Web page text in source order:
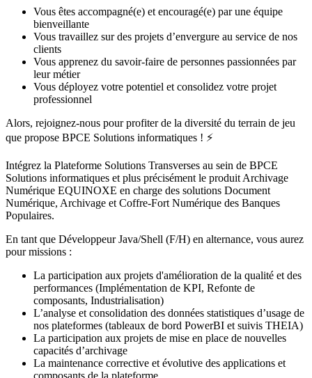
Vous êtes accompagné(e) et encouragé(e) par une équipe
bienveillante
Vous travaillez sur des projets d’envergure au service de nos
clients
Vous apprenez du savoir-faire de personnes passionnées par
leur métier
Vous déployez votre potentiel et consolidez votre projet
professionnel
Alors, rejoignez-nous pour profiter de la diversité du terrain de jeu
que propose BPCE Solutions informatiques ! ⚡
Intégrez la Plateforme Solutions Transverses au sein de BPCE
Solutions informatiques et plus précisément le produit Archivage
Numérique EQUINOXE en charge des solutions Document
Numérique, Archivage et Coffre-Fort Numérique des Banques
Populaires.
En tant que Développeur Java/Shell (F/H) en alternance, vous aurez
pour missions :
La participation aux projets d'amélioration de la qualité et des
performances (Implémentation de KPI, Refonte de
composants, Industrialisation)
L’analyse et consolidation des données statistiques d’usage de
nos plateformes (tableaux de bord PowerBI et suivis THEIA)
La participation aux projets de mise en place de nouvelles
capacités d’archivage
La maintenance corrective et évolutive des applications et
composants de la plateforme